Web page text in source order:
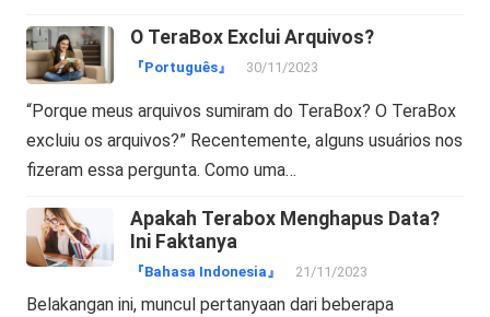
O TeraBox Exclui Arquivos?
『Português』 30/11/2023
“Porque meus arquivos sumiram do TeraBox? O TeraBox
excluiu os arquivos?” Recentemente, alguns usuários nos
fizeram essa pergunta. Como uma…
Apakah Terabox Menghapus Data?
Ini Faktanya
『Bahasa Indonesia』 21/11/2023
Belakangan ini, muncul pertanyaan dari beberapa